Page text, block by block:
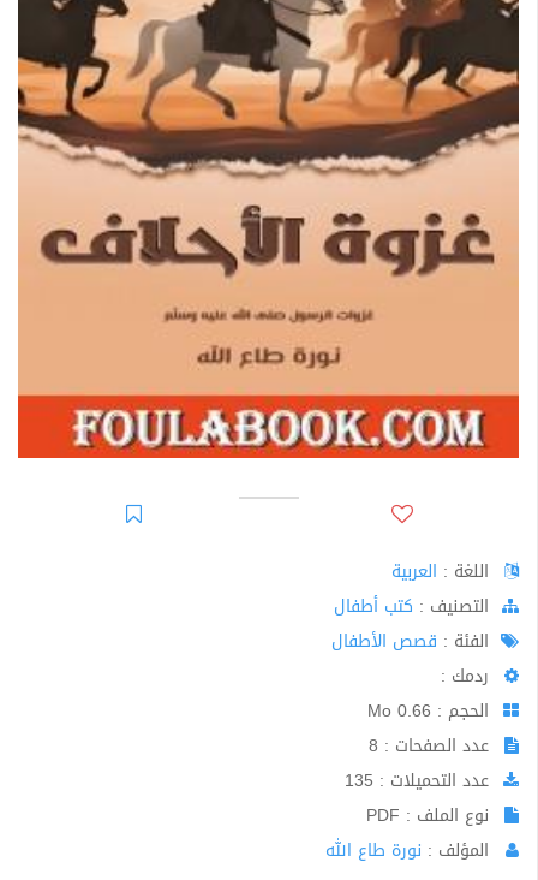
اللغة : العربية
اﻟﺘﺼﻨﻴﻒ : كتب أطفال
الفئة : قصص الأطفال
ردمك :
الحجم : 0.66 Mo
عدد الصفحات : 8
عدد التحميلات : 135
نوع الملف : PDF
المؤلف : نورة طاع الله